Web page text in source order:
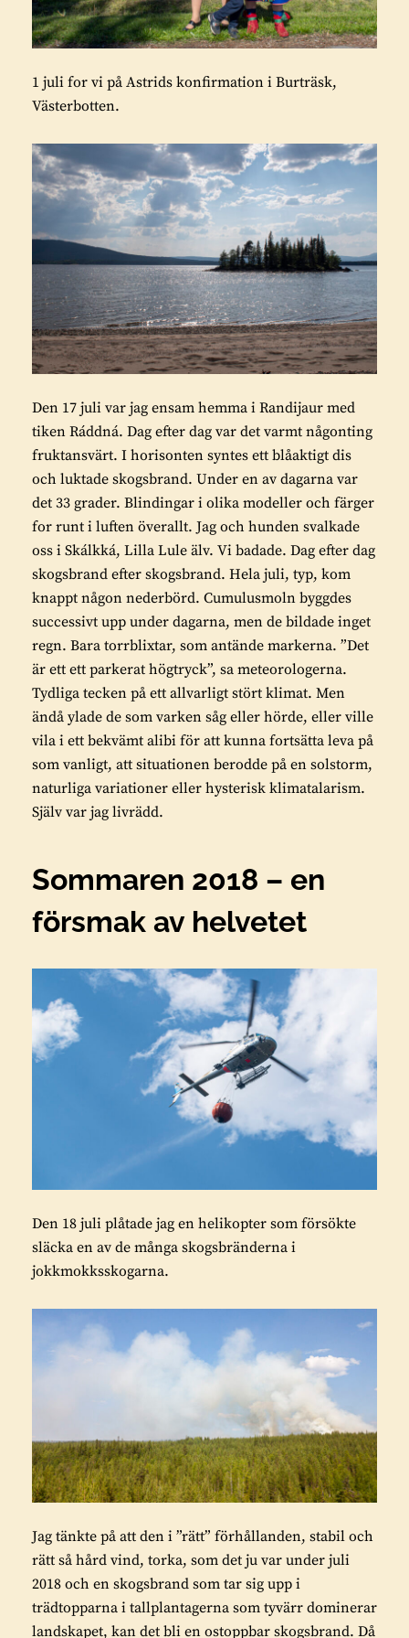
1 juli for vi på Astrids konfirmation i Burträsk,
Västerbotten.
Den 17 juli var jag ensam hemma i Randijaur med
tiken Ráddná. Dag efter dag var det varmt någonting
fruktansvärt. I horisonten syntes ett blåaktigt dis
och luktade skogsbrand. Under en av dagarna var
det 33 grader. Blindingar i olika modeller och färger
for runt i luften överallt. Jag och hunden svalkade
oss i Skálkká, Lilla Lule älv. Vi badade. Dag efter dag
skogsbrand efter skogsbrand. Hela juli, typ, kom
knappt någon nederbörd. Cumulusmoln byggdes
successivt upp under dagarna, men de bildade inget
regn. Bara torrblixtar, som antände markerna. ”Det
är ett ett parkerat högtryck”, sa meteorologerna.
Tydliga tecken på ett allvarligt stört klimat. Men
ändå ylade de som varken såg eller hörde, eller ville
vila i ett bekvämt alibi för att kunna fortsätta leva på
som vanligt, att situationen berodde på en solstorm,
naturliga variationer eller hysterisk klimatalarism.
Själv var jag livrädd.
Sommaren 2018 – en
försmak av helvetet
Den 18 juli plåtade jag en helikopter som försökte
släcka en av de många skogsbränderna i
jokkmokksskogarna.
Jag tänkte på att den i ”rätt” förhållanden, stabil och
rätt så hård vind, torka, som det ju var under juli
2018 och en skogsbrand som tar sig upp i
trädtopparna i tallplantagerna som tyvärr dominerar
landskapet, kan det bli en ostoppbar skogsbrand. Då